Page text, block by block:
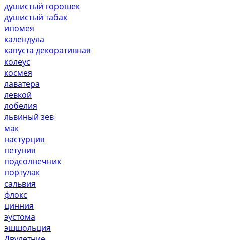
душистый горошек
душистый табак
ипомея
календула
капуста декоративная
колеус
космея
лаватера
левкой
лобелия
львиный зев
мак
настурция
петуния
подсолнечник
портулак
сальвия
флокс
цинния
эустома
эшшольция